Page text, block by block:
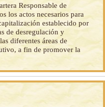
Responsable de
los actos necesarios para
establecido por
de desregulación y
diferentes áreas de
a fin de promover la